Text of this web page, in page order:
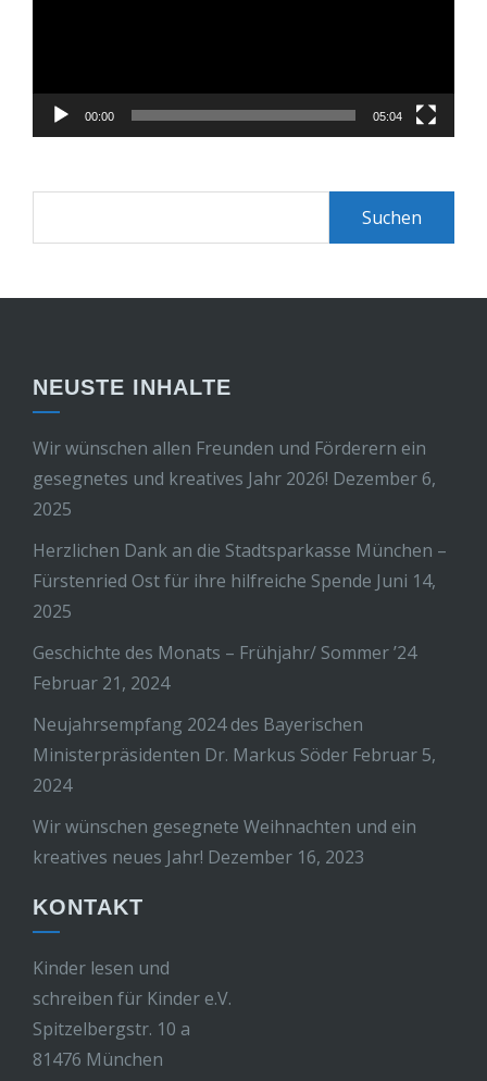
00:00 05:04
NEUSTE INHALTE
Wir wünschen allen Freunden und Förderern ein
gesegnetes und kreatives Jahr 2026! Dezember 6,
2025
Herzlichen Dank an die Stadtsparkasse München –
Fürstenried Ost für ihre hilfreiche Spende Juni 14,
2025
Geschichte des Monats – Frühjahr/ Sommer ’24
Februar 21, 2024
Neujahrsempfang 2024 des Bayerischen
Ministerpräsidenten Dr. Markus Söder Februar 5,
2024
Wir wünschen gesegnete Weihnachten und ein
kreatives neues Jahr! Dezember 16, 2023
KONTAKT
Kinder lesen und
schreiben für Kinder e.V.
Spitzelbergstr. 10 a
81476 München